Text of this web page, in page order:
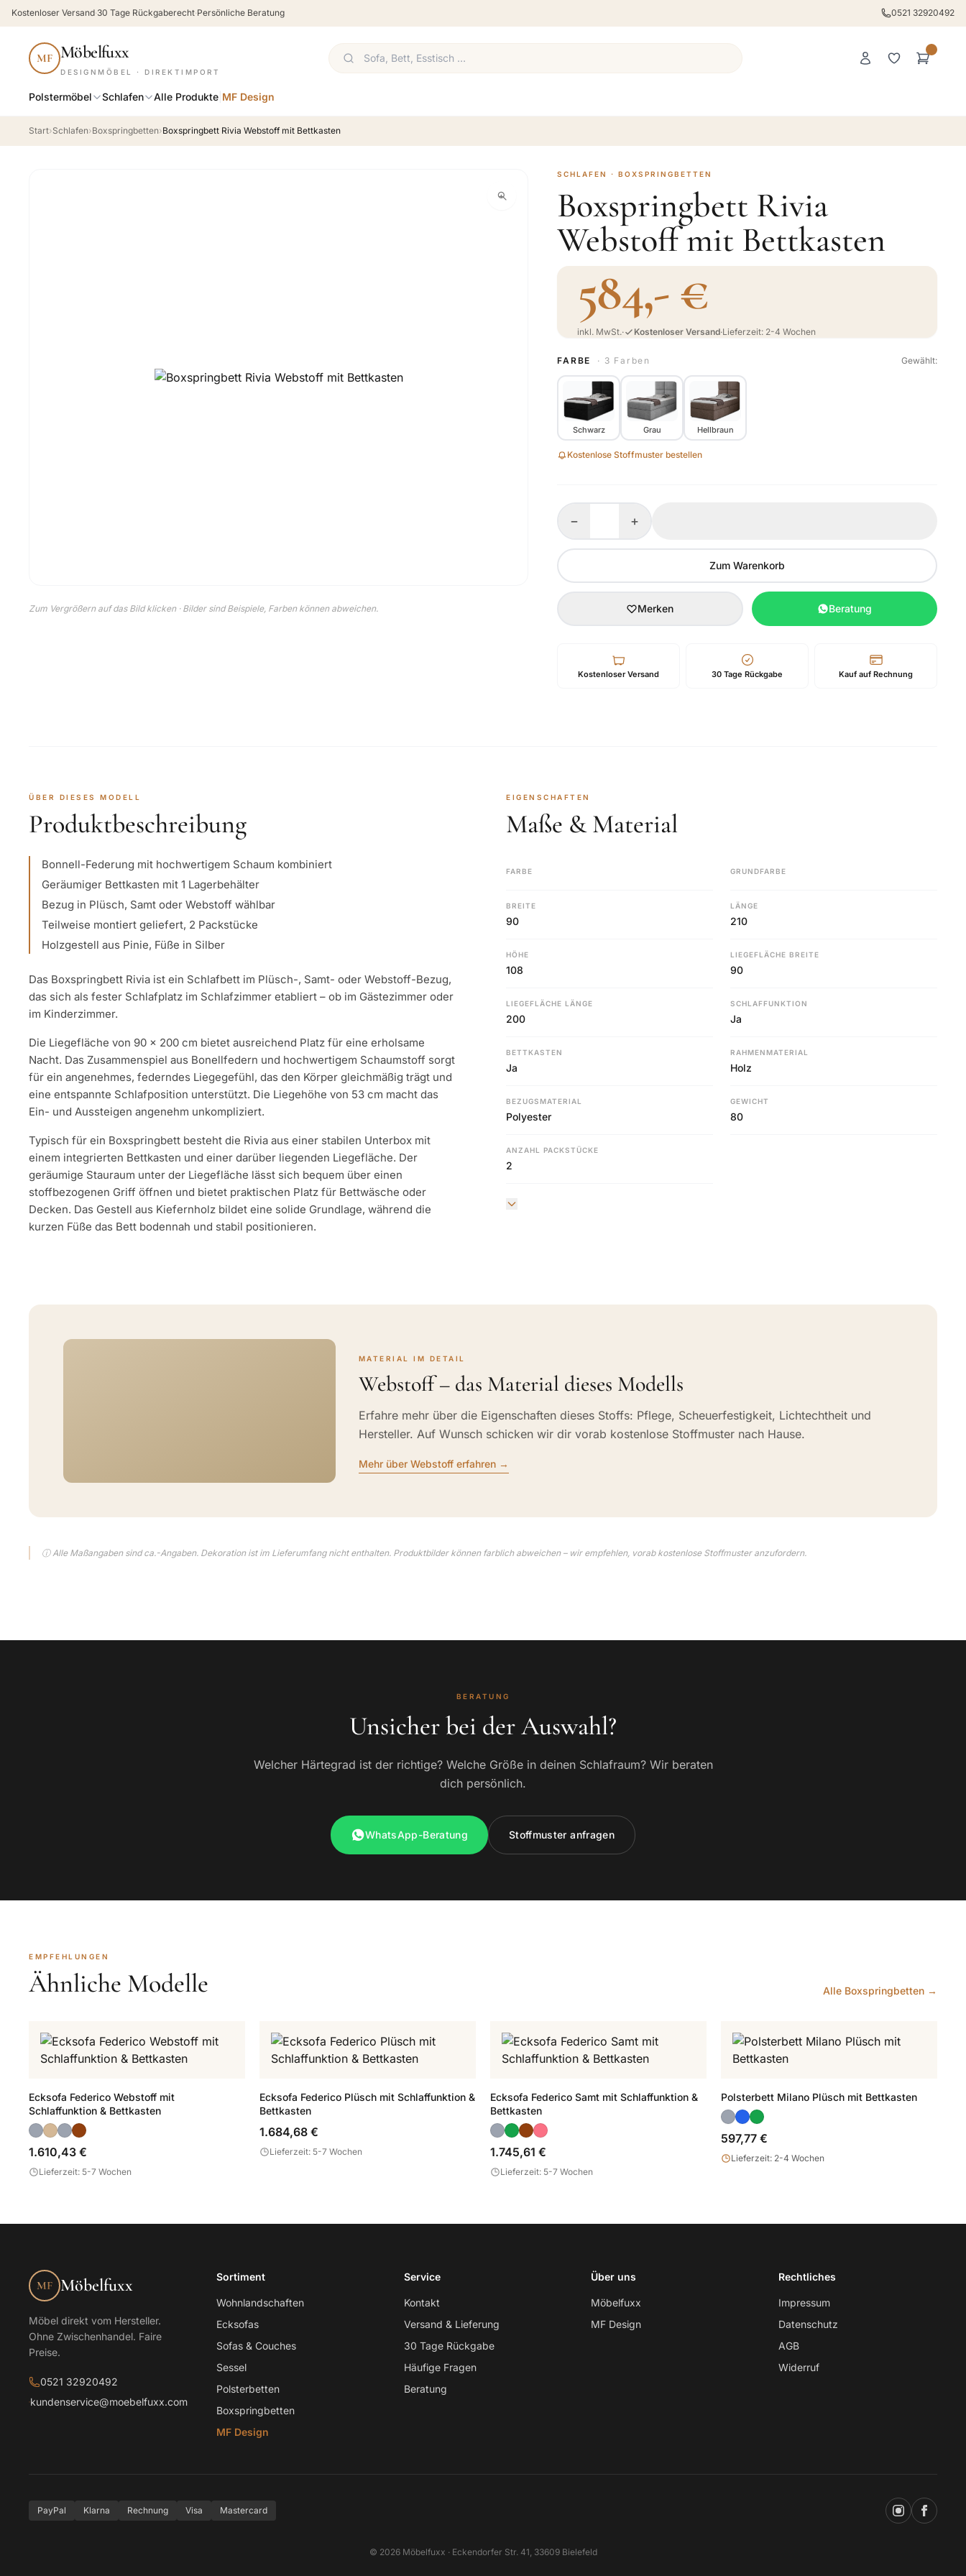
Kostenloser Versand·30 Tage Rückgaberecht·Persönliche Beratung 0521 32920492
MF Möbelfuxx
DESIGNMÖBEL · DIREKTIMPORT
Polstermöbel Schlafen Alle Produkte MF Design
Start›Schlafen›Boxspringbetten›Boxspringbett Rivia Webstoff mit Bettkasten
Zum Vergrößern auf das Bild klicken · Bilder sind Beispiele, Farben können abweichen.
SCHLAFEN · BOXSPRINGBETTEN
Boxspringbett Rivia
Webstoff mit Bettkasten
584,- €
inkl. MwSt.· Kostenloser Versand·Lieferzeit: 2-4 Wochen
FARBE · 3 Farben Gewählt:
Schwarz Grau Hellbraun
Kostenlose Stoffmuster bestellen
− +
Zum Warenkorb
Merken Beratung
Kostenloser Versand 30 Tage Rückgabe Kauf auf Rechnung
ÜBER DIESES MODELL
Produktbeschreibung
Bonnell-Federung mit hochwertigem Schaum kombiniert
Geräumiger Bettkasten mit 1 Lagerbehälter
Bezug in Plüsch, Samt oder Webstoff wählbar
Teilweise montiert geliefert, 2 Packstücke
Holzgestell aus Pinie, Füße in Silber
Das Boxspringbett Rivia ist ein Schlafbett im Plüsch-, Samt- oder Webstoff-Bezug,
das sich als fester Schlafplatz im Schlafzimmer etabliert – ob im Gästezimmer oder
im Kinderzimmer.
Die Liegefläche von 90 × 200 cm bietet ausreichend Platz für eine erholsame
Nacht. Das Zusammenspiel aus Bonellfedern und hochwertigem Schaumstoff sorgt
für ein angenehmes, federndes Liegegefühl, das den Körper gleichmäßig trägt und
eine entspannte Schlafposition unterstützt. Die Liegehöhe von 53 cm macht das
Ein- und Aussteigen angenehm unkompliziert.
Typisch für ein Boxspringbett besteht die Rivia aus einer stabilen Unterbox mit
einem integrierten Bettkasten und einer darüber liegenden Liegefläche. Der
geräumige Stauraum unter der Liegefläche lässt sich bequem über einen
stoffbezogenen Griff öffnen und bietet praktischen Platz für Bettwäsche oder
Decken. Das Gestell aus Kiefernholz bildet eine solide Grundlage, während die
kurzen Füße das Bett bodennah und stabil positionieren.
EIGENSCHAFTEN
Maße & Material
FARBE GRUNDFARBE
BREITE
90
LÄNGE
210
HÖHE
108
LIEGEFLÄCHE BREITE
90
LIEGEFLÄCHE LÄNGE
200
SCHLAFFUNKTION
Ja
BETTKASTEN
Ja
RAHMENMATERIAL
Holz
BEZUGSMATERIAL
Polyester
GEWICHT
80
ANZAHL PACKSTÜCKE
2
MATERIAL IM DETAIL
Webstoff – das Material dieses Modells
Erfahre mehr über die Eigenschaften dieses Stoffs: Pflege, Scheuerfestigkeit, Lichtechtheit und
Hersteller. Auf Wunsch schicken wir dir vorab kostenlose Stoffmuster nach Hause.
Mehr über Webstoff erfahren →
ⓘ Alle Maßangaben sind ca.-Angaben. Dekoration ist im Lieferumfang nicht enthalten. Produktbilder können farblich abweichen – wir empfehlen, vorab kostenlose Stoffmuster anzufordern.
BERATUNG
Unsicher bei der Auswahl?
Welcher Härtegrad ist der richtige? Welche Größe in deinen Schlafraum? Wir beraten
dich persönlich.
WhatsApp-Beratung Stoffmuster anfragen
EMPFEHLUNGEN
Ähnliche Modelle Alle Boxspringbetten →
Ecksofa Federico Webstoff mit
Schlaffunktion & Bettkasten
1.610,43 €
Lieferzeit: 5-7 Wochen
Ecksofa Federico Plüsch mit Schlaffunktion &
Bettkasten
1.684,68 €
Lieferzeit: 5-7 Wochen
Ecksofa Federico Samt mit Schlaffunktion &
Bettkasten
1.745,61 €
Lieferzeit: 5-7 Wochen
Polsterbett Milano Plüsch mit Bettkasten
597,77 €
Lieferzeit: 2-4 Wochen
MF Möbelfuxx
Möbel direkt vom Hersteller.
Ohne Zwischenhandel. Faire
Preise.
0521 32920492
kundenservice@moebelfuxx.com
Sortiment
Wohnlandschaften
Ecksofas
Sofas & Couches
Sessel
Polsterbetten
Boxspringbetten
MF Design
Service
Kontakt
Versand & Lieferung
30 Tage Rückgabe
Häufige Fragen
Beratung
Über uns
Möbelfuxx
MF Design
Rechtliches
Impressum
Datenschutz
AGB
Widerruf
PayPal Klarna Rechnung Visa Mastercard
© 2026 Möbelfuxx · Eckendorfer Str. 41, 33609 Bielefeld